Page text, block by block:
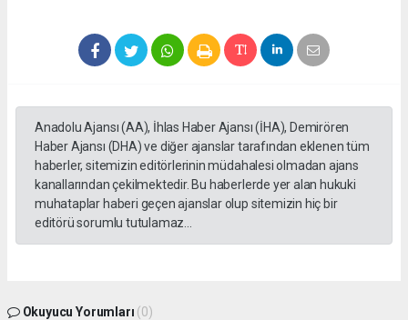
Anadolu Ajansı (AA), İhlas Haber Ajansı (İHA), Demirören
Haber Ajansı (DHA) ve diğer ajanslar tarafından eklenen tüm
haberler, sitemizin editörlerinin müdahalesi olmadan ajans
kanallarından çekilmektedir. Bu haberlerde yer alan hukuki
muhataplar haberi geçen ajanslar olup sitemizin hiç bir
editörü sorumlu tutulamaz...
Okuyucu Yorumları (0)